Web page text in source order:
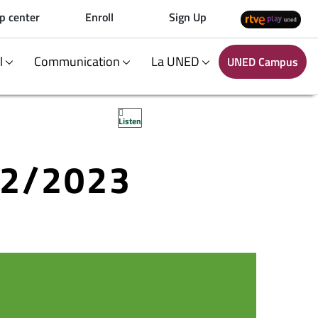
center Enroll Sign Up
Communication La UNED UNED Campus
Listen
2023